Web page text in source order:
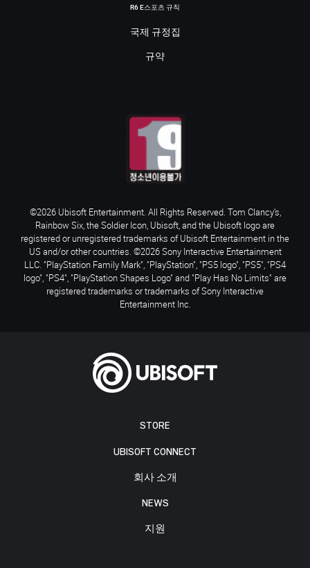
STORE
UBISOFT CONNECT
회사 소개
NEWS
지원
R6 E스포츠 규칙
국제 규정집
규약
©2026 Ubisoft Entertainment. All Rights Reserved. Tom Clancy’s,
Rainbow Six, the Soldier Icon, Ubisoft, and the Ubisoft logo are
registered or unregistered trademarks of Ubisoft Entertainment in the
US and/or other countries. ©2026 Sony Interactive Entertainment
LLC. "PlayStation Family Mark", "PlayStation", "PS5 logo", "PS5", "PS4
logo", "PS4", "PlayStation Shapes Logo" and "Play Has No Limits" are
registered trademarks or trademarks of Sony Interactive
Entertainment Inc.